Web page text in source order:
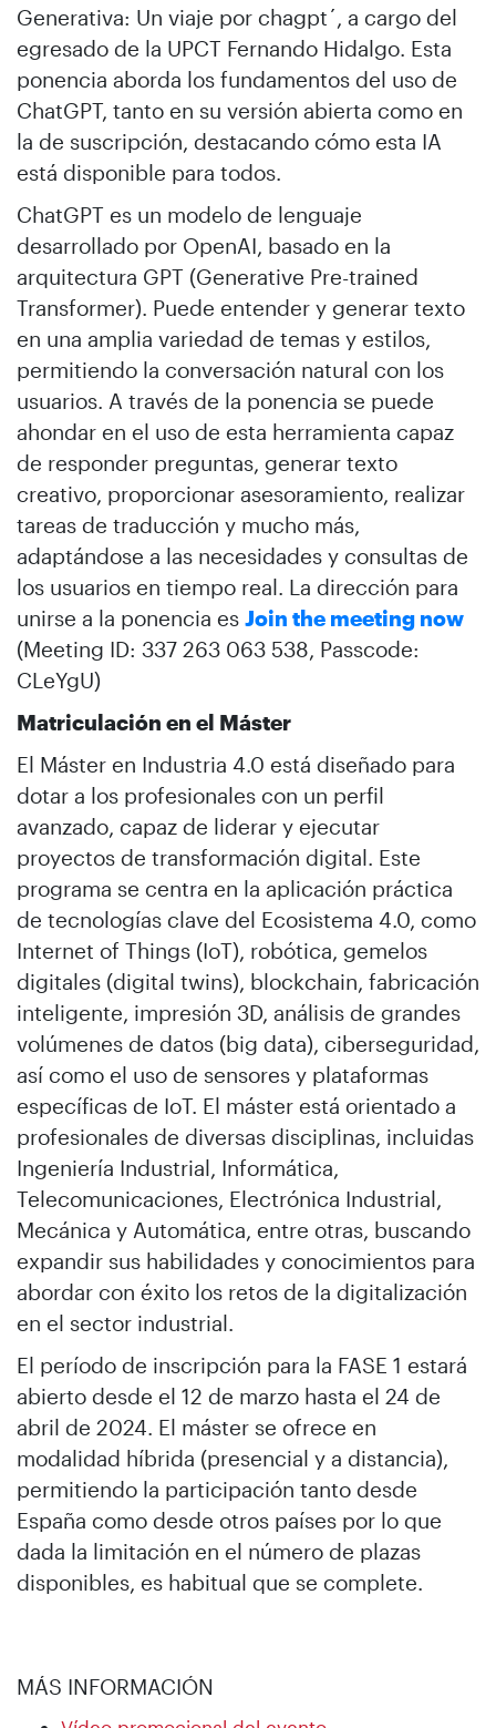
Generativa: Un viaje por chagpt´, a cargo del
egresado de la UPCT Fernando Hidalgo. Esta
ponencia aborda los fundamentos del uso de
ChatGPT, tanto en su versión abierta como en
la de suscripción, destacando cómo esta IA
está disponible para todos.
ChatGPT es un modelo de lenguaje
desarrollado por OpenAI, basado en la
arquitectura GPT (Generative Pre-trained
Transformer). Puede entender y generar texto
en una amplia variedad de temas y estilos,
permitiendo la conversación natural con los
usuarios. A través de la ponencia se puede
ahondar en el uso de esta herramienta capaz
de responder preguntas, generar texto
creativo, proporcionar asesoramiento, realizar
tareas de traducción y mucho más,
adaptándose a las necesidades y consultas de
los usuarios en tiempo real. La dirección para
unirse a la ponencia es Join the meeting now
(Meeting ID: 337 263 063 538, Passcode:
CLeYgU)
Matriculación en el Máster
El Máster en Industria 4.0 está diseñado para
dotar a los profesionales con un perfil
avanzado, capaz de liderar y ejecutar
proyectos de transformación digital. Este
programa se centra en la aplicación práctica
de tecnologías clave del Ecosistema 4.0, como
Internet of Things (IoT), robótica, gemelos
digitales (digital twins), blockchain, fabricación
inteligente, impresión 3D, análisis de grandes
volúmenes de datos (big data), ciberseguridad,
así como el uso de sensores y plataformas
específicas de IoT. El máster está orientado a
profesionales de diversas disciplinas, incluidas
Ingeniería Industrial, Informática,
Telecomunicaciones, Electrónica Industrial,
Mecánica y Automática, entre otras, buscando
expandir sus habilidades y conocimientos para
abordar con éxito los retos de la digitalización
en el sector industrial.
El período de inscripción para la FASE 1 estará
abierto desde el 12 de marzo hasta el 24 de
abril de 2024. El máster se ofrece en
modalidad híbrida (presencial y a distancia),
permitiendo la participación tanto desde
España como desde otros países por lo que
dada la limitación en el número de plazas
disponibles, es habitual que se complete.
MÁS INFORMACIÓN